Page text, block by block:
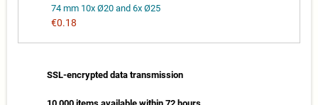
74 mm 10x Ø20 and 6x Ø25
€0.18
SSL-encrypted data transmission